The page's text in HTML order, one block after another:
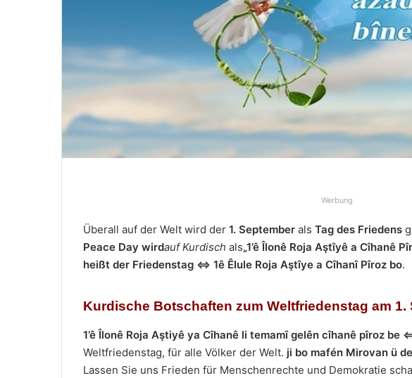
i
Werbung
Überall auf der Welt wird der 1. September als Tag des Friedens
Peace Day wirdauf Kurdisch als„1’ê Îlonê Roja Aştîyê a Cîhanê
heißt der Friedenstag ⇔ 1ê Êlule Roja Aştîye a Cîhanî Pîroz bo.
Kurdische Botschaften zum Weltfriedenstag am 1.
1’ê Îlonê Roja Aştiyê ya Cîhanê li temamî gelên cîhanê pîroz be
Weltfriedenstag, für alle Völker der Welt. ji bo mafén Mirovan ü
Lassen Sie uns Frieden für Menschenrechte und Demokratie